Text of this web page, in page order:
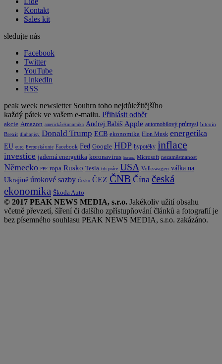
Kontakt
Sales kit
sledujte nás
Facebook
Twitter
YouTube
LinkedIn
RSS
peak week newsletter Souhrn toho nejdůležitějšího
každý pátek ve vašem e-mailu. Přihlásit odběr
akcie Amazon americká ekonomika Andrej Babiš Apple automobilový průmysl bitcoin
Brexit dluhopisy Donald Trump ECB ekonomika Elon Musk energetika
EU euro Evropská unie Facebook Fed Google HDP hypotéky inflace
investice jaderná energetika koronavirus koruna Microsoft nezaměstnanost
Německo PPF ropa Rusko Tesla trh práce USA Volkswagen válka na
Ukrajině úrokové sazby Česko ČEZ ČNB Čína česká
ekonomika Škoda Auto
© 2017 PEAK NEWS MEDIA, s.r.o. Jakékoliv užití obsahu
včetně převzetí, šíření či dalšího zpřístupňování článků a fotografií je
bez písemného souhlasu PEAK NEWS MEDIA, s.r.o. zakázáno.